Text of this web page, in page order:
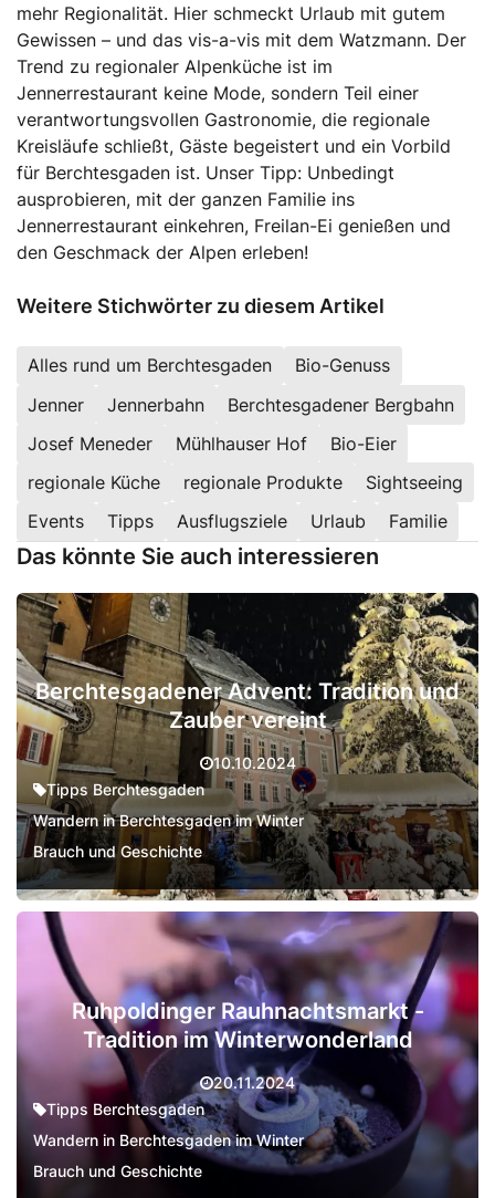
mehr Regionalität. Hier schmeckt Urlaub mit gutem
Gewissen – und das vis-a-vis mit dem Watzmann. Der
Trend zu regionaler Alpenküche ist im
Jennerrestaurant keine Mode, sondern Teil einer
verantwortungsvollen Gastronomie, die regionale
Kreisläufe schließt, Gäste begeistert und ein Vorbild
für Berchtesgaden ist. Unser Tipp: Unbedingt
ausprobieren, mit der ganzen Familie ins
Jennerrestaurant einkehren, Freilan-Ei genießen und
den Geschmack der Alpen erleben!
Weitere Stichwörter zu diesem Artikel
Alles rund um Berchtesgaden
Bio-Genuss
Jenner
Jennerbahn
Berchtesgadener Bergbahn
Josef Meneder
Mühlhauser Hof
Bio-Eier
regionale Küche
regionale Produkte
Sightseeing
Events
Tipps Ausflugsziele Urlaub Familie
Das könnte Sie auch interessieren
Berchtesgadener Advent: Tradition und
Zauber vereint
10.10.2024
Tipps Berchtesgaden
Wandern in Berchtesgaden im Winter
Brauch und Geschichte
Ruhpoldinger Rauhnachtsmarkt -
Tradition im Winterwonderland
20.11.2024
Tipps Berchtesgaden
Wandern in Berchtesgaden im Winter
Brauch und Geschichte